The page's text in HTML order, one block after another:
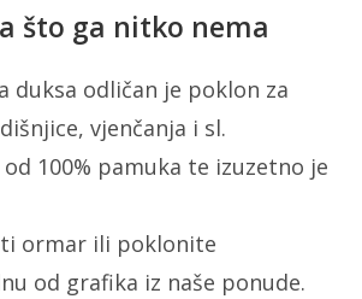
što ga nitko nema
duksa odličan je poklon za
vjenčanja i sl.
100% pamuka te izuzetno je
ormar ili poklonite
od grafika iz naše ponude.